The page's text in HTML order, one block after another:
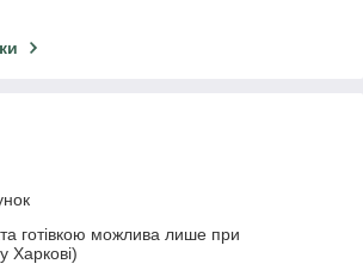
готівкою можлива лише при
Харкові)